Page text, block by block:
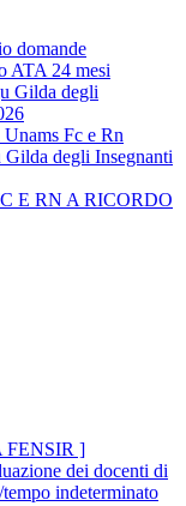
domande
ATA 24 mesi
Gilda degli
Fc e Rn
degli Insegnanti
E RN A RICORDO
FENSIR ]
dei docenti di
indeterminato